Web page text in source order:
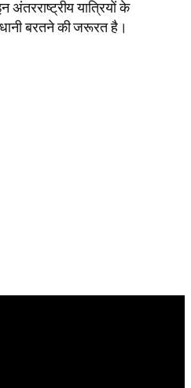
अंतरराष्ट्रीय यात्रियों के
बरतने की जरूरत है।